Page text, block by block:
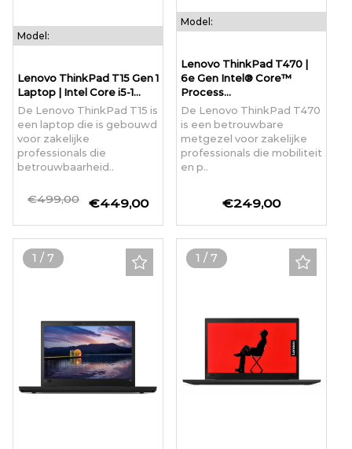
Model:
Lenovo ThinkPad T15 Gen 1
Laptop | Intel Core i5-1...
De Lenovo ThinkPad T15 is
een laptop die is gebouwd
voor zakelijke
professionals die
betrouwbaarheid..
€499,00 €449,00
Model:
Lenovo ThinkPad T470 |
6e Gen Intel® Core™
Process...
De Lenovo ThinkPad T470
is een betrouwbare
metgezel voor zakelijke
professionals die mobiliteit
en p..
€249,00
1 / 7 1 / 7